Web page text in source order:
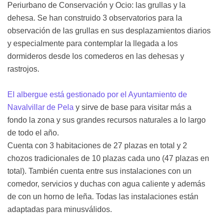
Periurbano de Conservación y Ocio: las grullas y la
dehesa. Se han construido 3 observatorios para la
observación de las grullas en sus desplazamientos diarios
y especialmente para contemplar la llegada a los
dormideros desde los comederos en las dehesas y
rastrojos.
El albergue está gestionado por el Ayuntamiento de
Navalvillar de Pela y sirve de base para visitar más a
fondo la zona y sus grandes recursos naturales a lo largo
de todo el año.
Cuenta con 3 habitaciones de 27 plazas en total y 2
chozos tradicionales de 10 plazas cada uno (47 plazas en
total). También cuenta entre sus instalaciones con un
comedor, servicios y duchas con agua caliente y además
de con un horno de leña. Todas las instalaciones están
adaptadas para minusválidos.